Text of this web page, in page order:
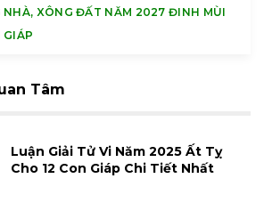
XÔNG ĐẤT NĂM 2027 ĐINH MÙI
GIÁP
Tâm
Luận Giải Tử Vi Năm 2025 Ất Tỵ
Cho 12 Con Giáp Chi Tiết Nhất